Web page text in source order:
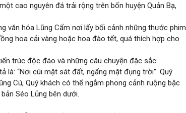
cao nguyên đá trải rộng trên bốn huyện Quản Bạ,
văn hóa Lũng Cẩm nơi lấy bối cảnh những thước phim
hoa cải vàng hoặc hoa đào tết, quá thích hợp cho
trúc độc đáo và những câu chuyện đặc sắc.
là: “Nơi cúi mặt sát đất, ngẩng mặt đụng trời”. Quý
Cú, Quý khách có thể ngắm phong cảnh ruộng bậc
Séo Lủng bên dưới.